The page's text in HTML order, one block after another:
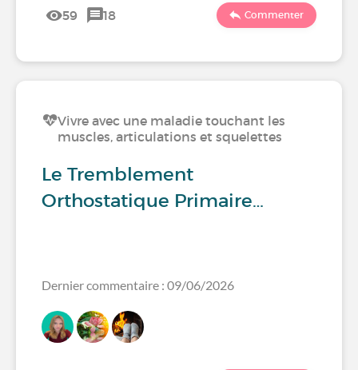
59 18 Commenter
Vivre avec une maladie touchant les
muscles, articulations et squelettes
Le Tremblement
Orthostatique Primaire…
Dernier commentaire : 09/06/2026